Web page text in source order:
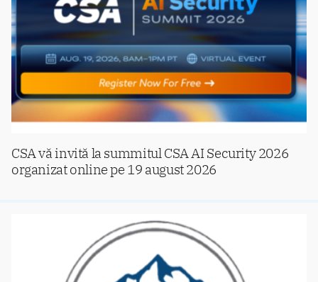
CSA vă invită la summitul CSA AI Security 2026
organizat online pe 19 august 2026